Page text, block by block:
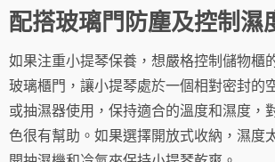
配搭玻璃門防塵及控制濕
如果注重小提琴保養，想嚴格控制儲物櫃
玻璃櫃門，讓小提琴處於一個相對密封的
或抽濕器使用，保持適合的溫度和濕度，
色很有幫助。如果選擇開放式收納，濕度